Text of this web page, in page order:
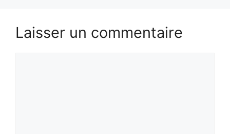
Laisser un commentaire